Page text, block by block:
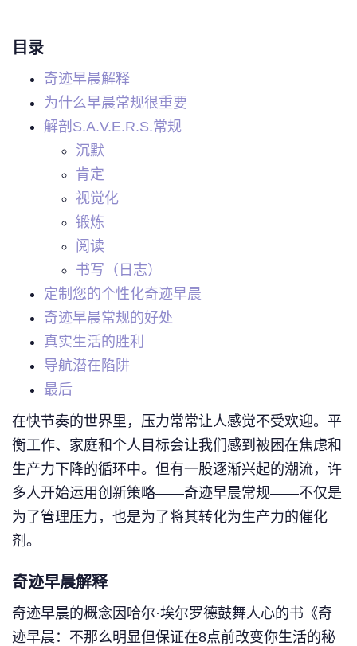
目录
奇迹早晨解释
为什么早晨常规很重要
解剖S.A.V.E.R.S.常规
沉默
肯定
视觉化
锻炼
阅读
书写（日志）
定制您的个性化奇迹早晨
奇迹早晨常规的好处
真实生活的胜利
导航潜在陷阱
最后
在快节奏的世界里，压力常常让人感觉不受欢迎。平
衡工作、家庭和个人目标会让我们感到被困在焦虑和
生产力下降的循环中。但有一股逐渐兴起的潮流，许
多人开始运用创新策略——奇迹早晨常规——不仅是
为了管理压力，也是为了将其转化为生产力的催化
剂。
奇迹早晨解释
奇迹早晨的概念因哈尔·埃尔罗德鼓舞人心的书《奇
迹早晨：不那么明显但保证在8点前改变你生活的秘